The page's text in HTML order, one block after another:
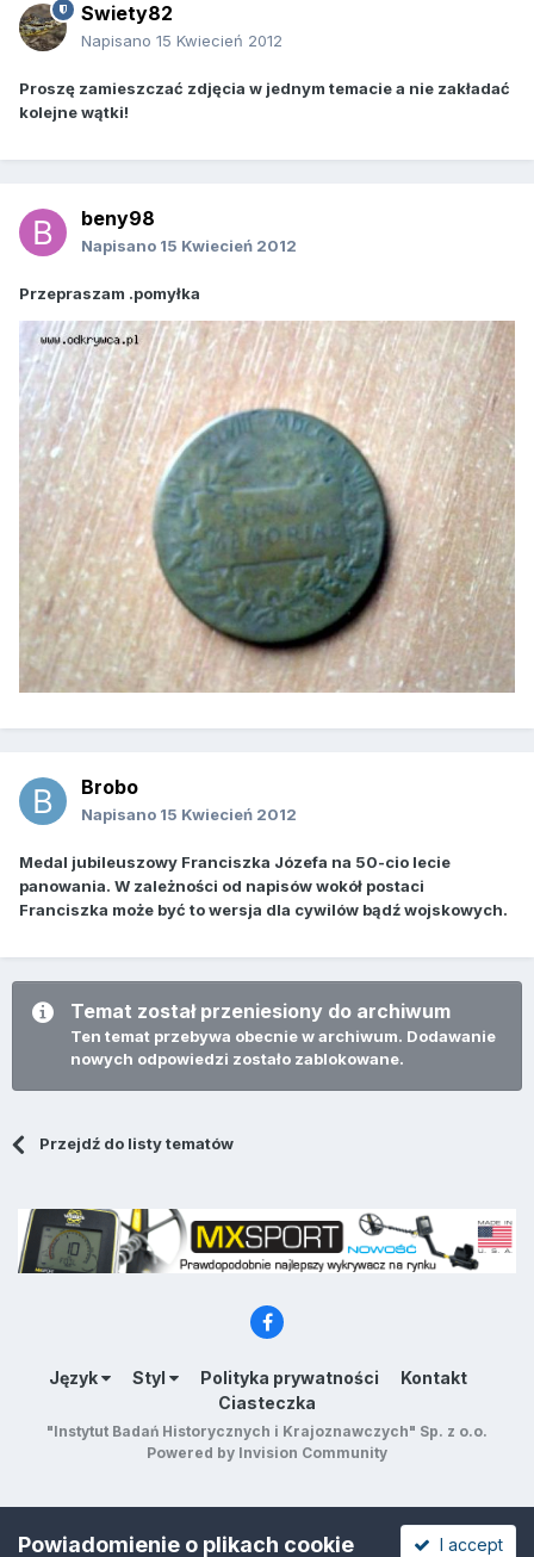
Swiety82
Napisano 15 Kwiecień 2012
Proszę zamieszczać zdjęcia w jednym temacie a nie zakładać
kolejne wątki!
beny98
Napisano 15 Kwiecień 2012
Przepraszam .pomyłka
Brobo
Napisano 15 Kwiecień 2012
Medal jubileuszowy Franciszka Józefa na 50-cio lecie
panowania. W zależności od napisów wokół postaci
Franciszka może być to wersja dla cywilów bądź wojskowych.
Temat został przeniesiony do archiwum
Ten temat przebywa obecnie w archiwum. Dodawanie
nowych odpowiedzi zostało zablokowane.
Przejdź do listy tematów
Język Styl Polityka prywatności
Kontakt
Ciasteczka
"Instytut Badań Historycznych i Krajoznawczych" Sp. z o.o.
Powered by Invision Community
Powiadomienie o plikach cookie I accept